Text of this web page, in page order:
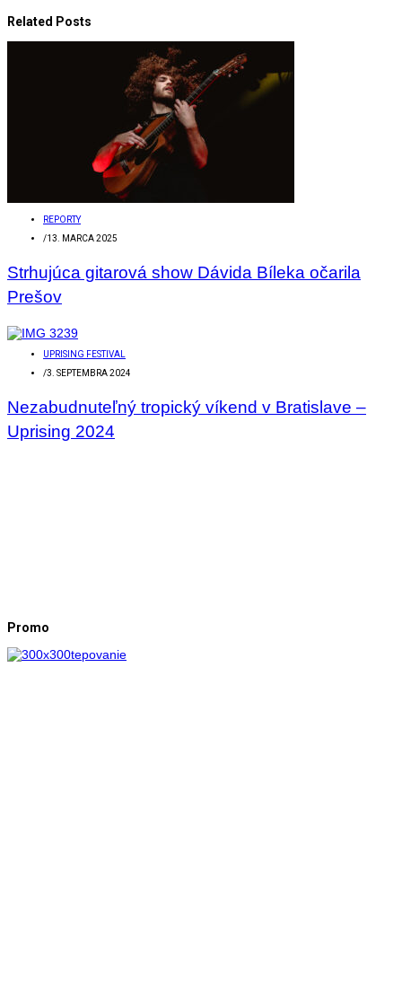
Related Posts
REPORTY
/13. MARCA 2025
Strhujúca gitarová show Dávida Bíleka očarila
Prešov
UPRISING FESTIVAL
/3. SEPTEMBRA 2024
Nezabudnuteľný tropický víkend v Bratislave –
Uprising 2024
Promo